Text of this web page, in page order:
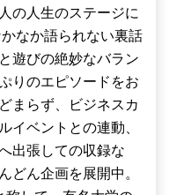
の人生のステージに
なか語られない裏話
遊びの絶妙なバラン
りのエピソードをお
まらず、ビジネスカ
イベントとの連動、
出張しての収録な
どん企画を展開中。